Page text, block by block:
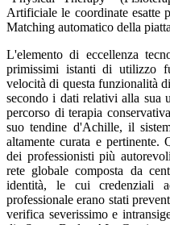
Artificiale le coordinate esatte
Matching automatico della
L'elemento di eccellenza
primissimi istanti di utilizzo
velocità di questa funzionalità
secondo i dati relativi alla sua
percorso di terapia
suo tendine d'Achille, il
altamente curata e pertinente.
dei professionisti più
rete globale composta da
identità, le cui credenziali
professionale erano stati
verifica severissimo e